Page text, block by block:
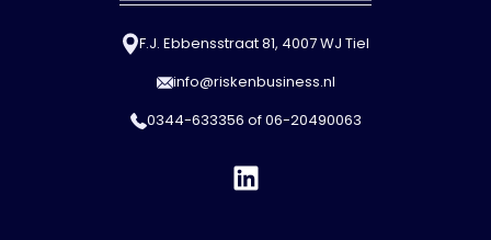
F.J. Ebbensstraat 81, 4007 WJ Tiel
info@riskenbusiness.nl
0344-633356 of06-20490063